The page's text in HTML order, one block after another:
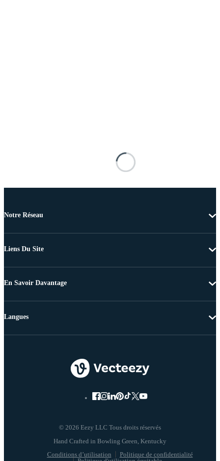
Notre Réseau
Liens Du Site
En Savoir Davantage
© 2026 Eezy LLC Tous droits réservés
Conditions d’utilisation
Politique de confidentialité
Langues